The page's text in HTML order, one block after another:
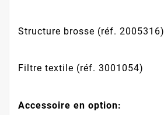
Structure brosse (réf. 2005316)
Filtre textile (réf. 3001054)
Accessoire en option: